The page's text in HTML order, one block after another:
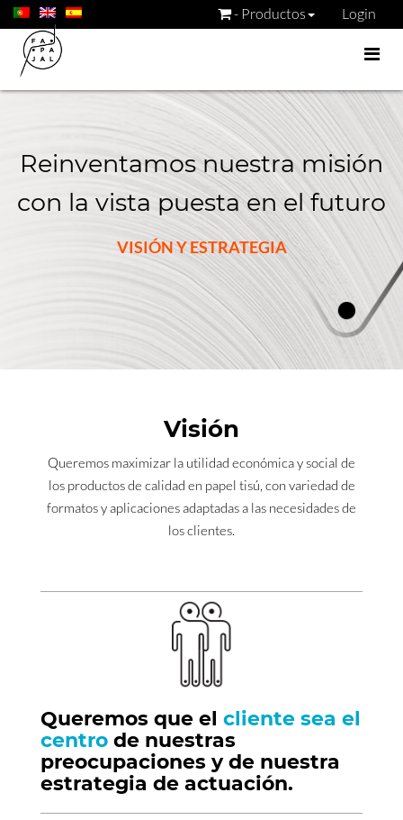
Login
- Productos
Reinventamos nuestra misión
con la vista puesta en el futuro
VISIÓN Y ESTRATEGIA
Visión
Queremos maximizar la utilidad económica y social de
los productos de calidad en papel tisú, con variedad de
formatos y aplicaciones adaptadas a las necesidades de
los clientes.
Queremos que el cliente sea el
centro de nuestras
preocupaciones y de nuestra
estrategia de actuación.